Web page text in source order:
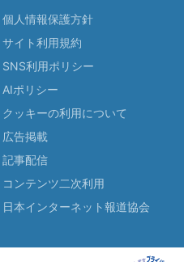
個人情報保護方針
サイト利用規約
SNS利用ポリシー
AIポリシー
クッキーの利用について
広告掲載
記事配信
コンテンツ二次利用
日本インターネット報道協会